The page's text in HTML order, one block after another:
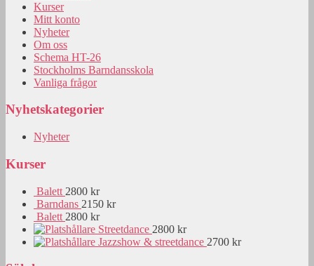
Kurser
Mitt konto
Nyheter
Om oss
Schema HT-26
Stockholms Barndansskola
Vanliga frågor
Nyhetskategorier
Nyheter
Kurser
Balett 2800 kr
Barndans 2150 kr
Balett 2800 kr
Streetdance 2800 kr
Jazzshow & streetdance 2700 kr